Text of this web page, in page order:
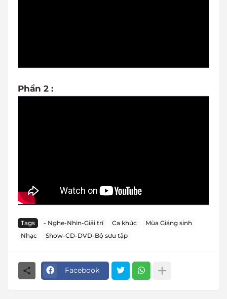
Phần 2 :
Tags - Nghe-Nhìn-Giải trí Ca khúc
Mùa Giáng sinh
Nhạc
Show-CD-DVD-Bộ sưu tập
Facebook